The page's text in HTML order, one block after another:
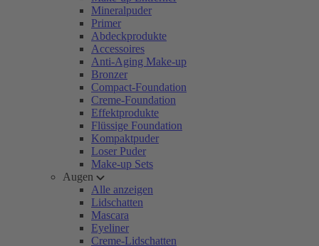
Mineralpuder
Primer
Abdeckprodukte
Accessoires
Anti-Aging Make-up
Bronzer
Compact-Foundation
Creme-Foundation
Effektprodukte
Flüssige Foundation
Kompaktpuder
Loser Puder
Make-up Sets
Augen
Alle anzeigen
Lidschatten
Mascara
Eyeliner
Creme-Lidschatten